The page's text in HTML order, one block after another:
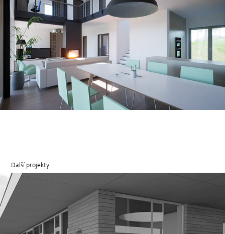
Další projekty